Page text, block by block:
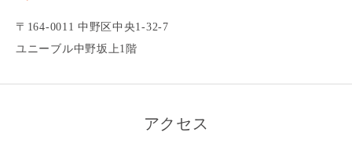
〒164-0011 中野区中央1-32-7
ユニーブル中野坂上1階
アクセス